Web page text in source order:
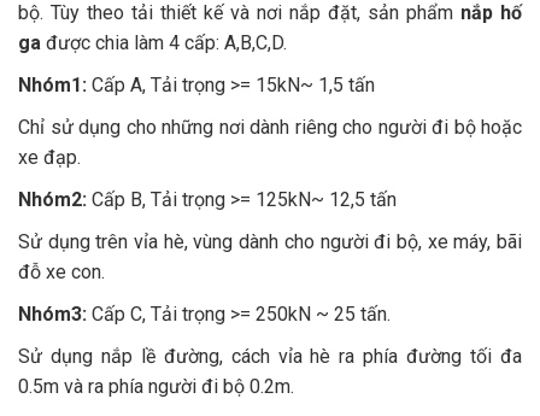
bộ. Tùy theo tải thiết kế và nơi nắp đặt, sản phẩm nắp hố
ga được chia làm 4 cấp: A,B,C,D.
Nhóm1: Cấp A, Tải trọng >= 15kN~ 1,5 tấn
Chỉ sử dụng cho những nơi dành riêng cho người đi bộ hoặc
xe đạp.
Nhóm2: Cấp B, Tải trọng >= 125kN~ 12,5 tấn
Sử dụng trên vỉa hè, vùng dành cho người đi bộ, xe máy, bãi
đỗ xe con.
Nhóm3: Cấp C, Tải trọng >= 250kN ~ 25 tấn.
Sử dụng nắp lề đường, cách vỉa hè ra phía đường tối đa
0.5m và ra phía người đi bộ 0.2m.